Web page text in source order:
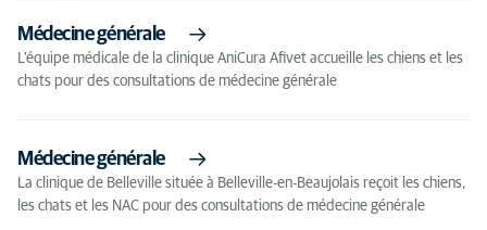
Médecine générale
L'équipe médicale de la clinique AniCura Afivet accueille les chiens et les
chats pour des consultations de médecine générale
Médecine générale
La clinique de Belleville située à Belleville-en-Beaujolais reçoit les chiens,
les chats et les NAC pour des consultations de médecine générale